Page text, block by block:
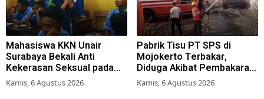
Mahasiswa KKN Unair
Surabaya Bekali Anti
Kekerasan Seksual pada
Siswa SMK
Kamis, 6 Agustus 2026
Pabrik Tisu PT SPS di
Mojokerto Terbakar,
Diduga Akibat Pembakaran
Lahan Tebu
Kamis, 6 Agustus 2026